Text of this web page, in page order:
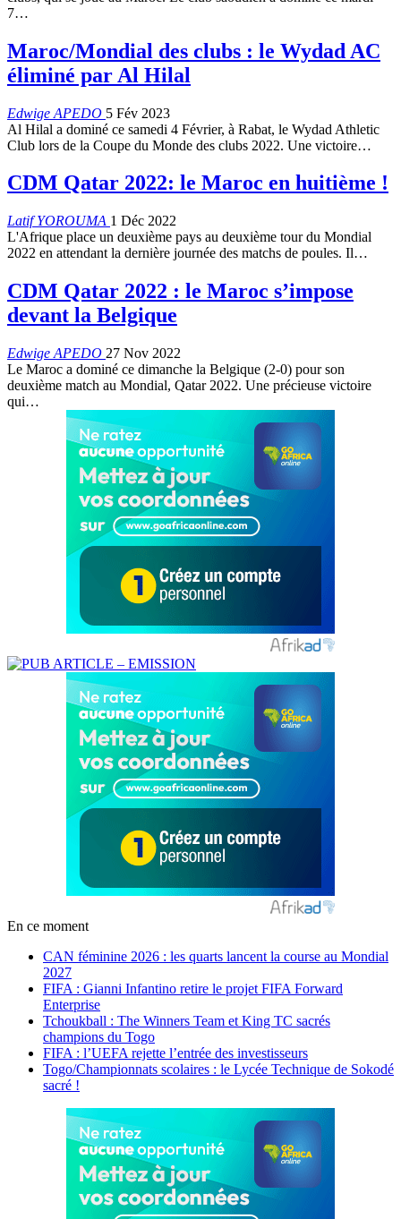
7…
Maroc/Mondial des clubs : le Wydad AC
éliminé par Al Hilal
Edwige APEDO 5 Fév 2023
Al Hilal a dominé ce samedi 4 Février, à Rabat, le Wydad Athletic
Club lors de la Coupe du Monde des clubs 2022. Une victoire…
CDM Qatar 2022: le Maroc en huitième !
Latif YOROUMA 1 Déc 2022
L'Afrique place un deuxième pays au deuxième tour du Mondial
2022 en attendant la dernière journée des matchs de poules. Il…
CDM Qatar 2022 : le Maroc s’impose
devant la Belgique
Edwige APEDO 27 Nov 2022
Le Maroc a dominé ce dimanche la Belgique (2-0) pour son
deuxième match au Mondial, Qatar 2022. Une précieuse victoire
qui…
En ce moment
CAN féminine 2026 : les quarts lancent la course au Mondial
2027
FIFA : Gianni Infantino retire le projet FIFA Forward
Enterprise
Tchoukball : The Winners Team et King TC sacrés
champions du Togo
FIFA : l’UEFA rejette l’entrée des investisseurs
Togo/Championnats scolaires : le Lycée Technique de Sokodé
sacré !